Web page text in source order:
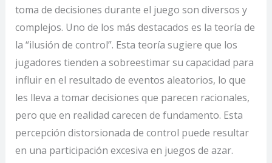
toma de decisiones durante el juego son diversos y
complejos. Uno de los más destacados es la teoría de
la “ilusión de control”. Esta teoría sugiere que los
jugadores tienden a sobreestimar su capacidad para
influir en el resultado de eventos aleatorios, lo que
les lleva a tomar decisiones que parecen racionales,
pero que en realidad carecen de fundamento. Esta
percepción distorsionada de control puede resultar
en una participación excesiva en juegos de azar.